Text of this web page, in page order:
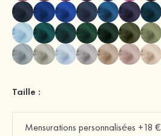
Taille :
Mensurations personnalisées +18 €